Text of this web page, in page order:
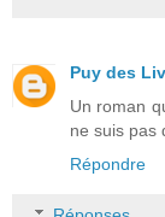
Puy des
Un roman
ne suis pas
Répondre